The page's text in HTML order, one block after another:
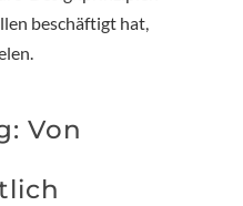
beschäftigt hat,
Von